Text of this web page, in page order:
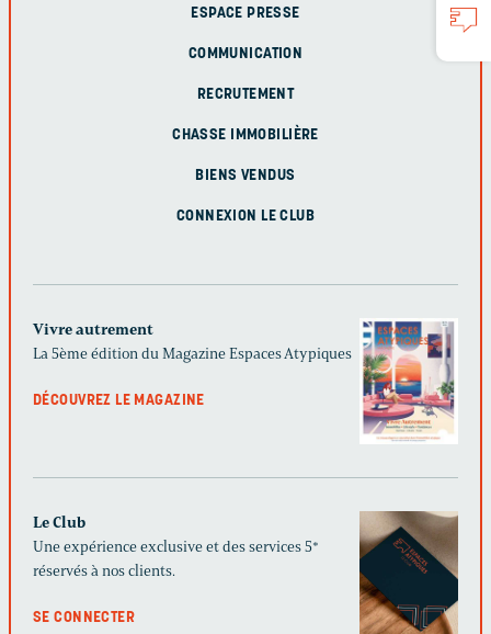
ESPACE PRESSE
COMMUNICATION
RECRUTEMENT
CHASSE IMMOBILIÈRE
BIENS VENDUS
CONNEXION LE CLUB
Vivre autrement
La 5ème édition du Magazine Espaces Atypiques
DÉCOUVREZ LE MAGAZINE
Le Club
Une expérience exclusive et des services 5*
réservés à nos clients.
SE CONNECTER